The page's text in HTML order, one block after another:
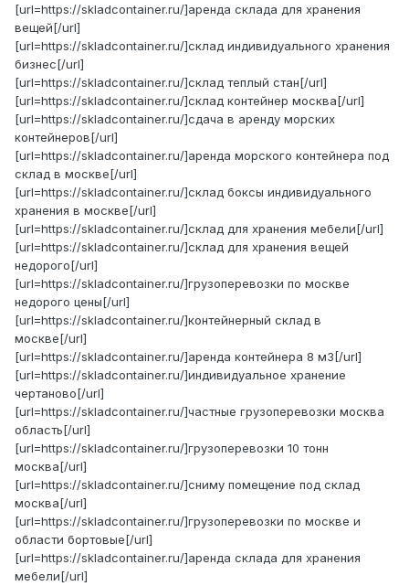
[url=https://skladcontainer.ru/]аренда склада для хранения
вещей[/url]
[url=https://skladcontainer.ru/]склад индивидуального хранения
бизнес[/url]
[url=https://skladcontainer.ru/]склад теплый стан[/url]
[url=https://skladcontainer.ru/]склад контейнер москва[/url]
[url=https://skladcontainer.ru/]сдача в аренду морских
контейнеров[/url]
[url=https://skladcontainer.ru/]аренда морского контейнера под
склад в москве[/url]
[url=https://skladcontainer.ru/]склад боксы индивидуального
хранения в москве[/url]
[url=https://skladcontainer.ru/]склад для хранения мебели[/url]
[url=https://skladcontainer.ru/]склад для хранения вещей
недорого[/url]
[url=https://skladcontainer.ru/]грузоперевозки по москве
недорого цены[/url]
[url=https://skladcontainer.ru/]контейнерный склад в
москве[/url]
[url=https://skladcontainer.ru/]аренда контейнера 8 м3[/url]
[url=https://skladcontainer.ru/]индивидуальное хранение
чертаново[/url]
[url=https://skladcontainer.ru/]частные грузоперевозки москва
область[/url]
[url=https://skladcontainer.ru/]грузоперевозки 10 тонн
москва[/url]
[url=https://skladcontainer.ru/]сниму помещение под склад
москва[/url]
[url=https://skladcontainer.ru/]грузоперевозки по москве и
области бортовые[/url]
[url=https://skladcontainer.ru/]аренда склада для хранения
мебели[/url]